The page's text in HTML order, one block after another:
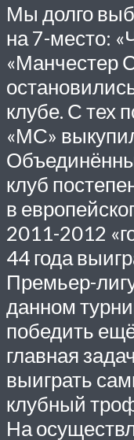
Мы долго
на 7-место:
«Манчестер
клубе. С тех
«МС»
клуб
в
2011-2012
44 года
Премьер-
данном
победить
главная
выиграть
клубный
На